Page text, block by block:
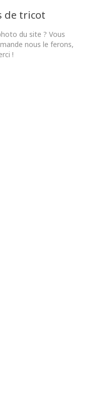
de tricot
du site ? Vous
nous le ferons,
!